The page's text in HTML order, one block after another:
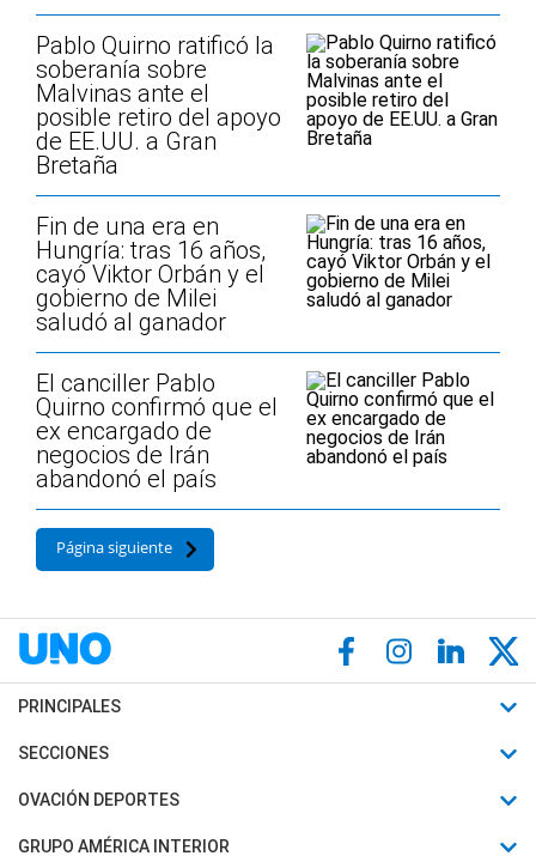
Pablo Quirno ratificó la
soberanía sobre
Malvinas ante el
posible retiro del apoyo
de EE.UU. a Gran
Bretaña
Fin de una era en
Hungría: tras 16 años,
cayó Viktor Orbán y el
gobierno de Milei
saludó al ganador
El canciller Pablo
Quirno confirmó que el
ex encargado de
negocios de Irán
abandonó el país
Página siguiente
PRINCIPALES
Últimas Noticias
Política
SECCIONES
Horóscopo
Motores
OVACIÓN DEPORTES
Fútbol
GRUPO AMÉRICA INTERIOR